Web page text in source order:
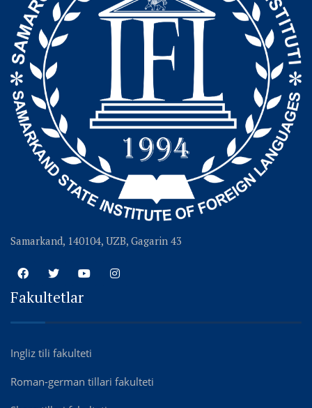
Samarkand, 140104, UZB, Gagarin 43
Fakultetlar
Ingliz tili fakulteti
Roman-german tillari fakulteti